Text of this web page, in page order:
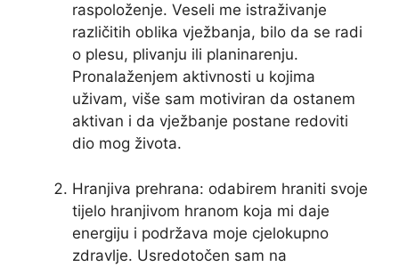
raspoloženje. Veseli me istraživanje
različitih oblika vježbanja, bilo da se radi
o plesu, plivanju ili planinarenju.
Pronalaženjem aktivnosti u kojima
uživam, više sam motiviran da ostanem
aktivan i da vježbanje postane redoviti
dio mog života.
Hranjiva prehrana: odabirem hraniti svoje
tijelo hranjivom hranom koja mi daje
energiju i podržava moje cjelokupno
zdravlje. Usredotočen sam na